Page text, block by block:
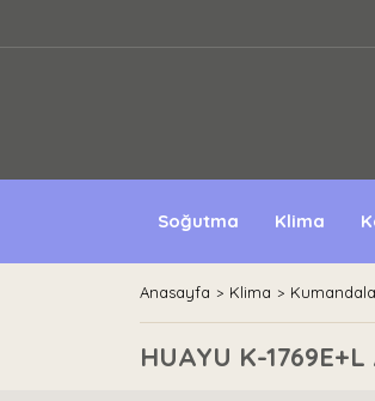
Soğutma Klima
Anasayfa Klima
HUAYU K-